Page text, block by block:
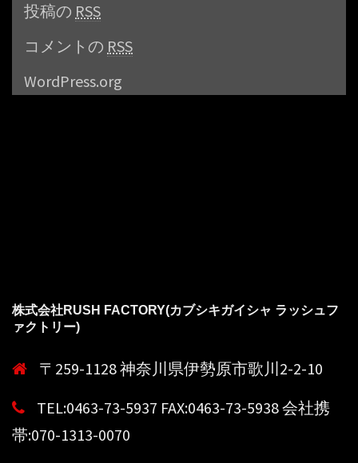
投稿の RSS
コメントの RSS
WordPress.org
株式会社RUSH FACTORY(カブシキガイシャ ラッシュフ
ァクトリー)
〒259-1128 神奈川県伊勢原市歌川2-2-10
TEL:0463-73-5937 FAX:0463-73-5938 会社携
帯:070-1313-0070